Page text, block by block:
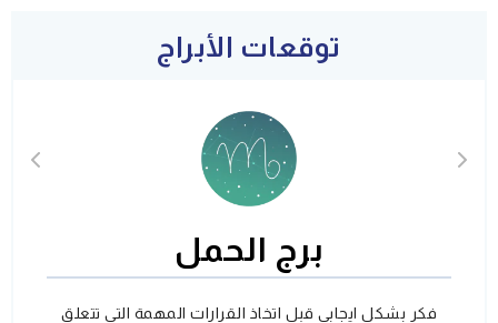
توقعات الأبراج
برج الحمل
فكر بشكل ايجابي قبل اتخاذ القرارات المهمة التي تتعلق